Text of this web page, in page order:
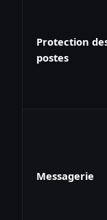
Protection
postes
Messagerie